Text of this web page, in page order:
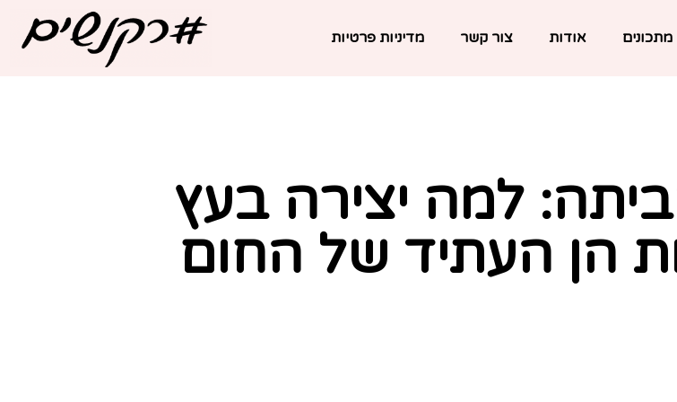
מתכונים אודות צור קשר מדיניות פרטיות
למה יצירה בעץ
הן העתיד של החום